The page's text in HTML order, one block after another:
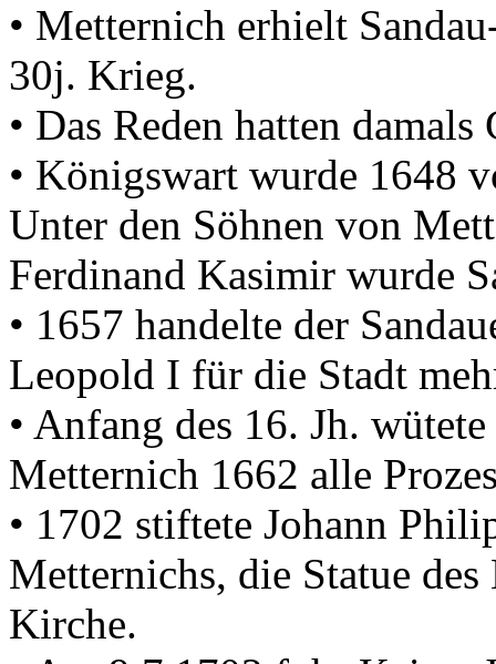
• Metternich erhielt
30j. Krieg.
• Das Reden hatten
• Königswart wurde 1648
Unter den Söhnen von
Ferdinand Kasimir wurde
• 1657 handelte der
Leopold I für die Stadt
• Anfang des 16. Jh.
Metternich 1662 alle
• 1702 stiftete Johann
Metternichs, die Statue
Kirche.